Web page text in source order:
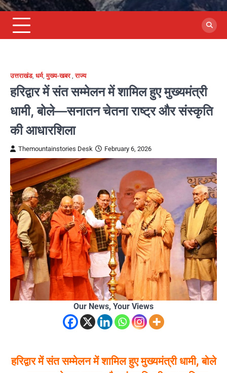
उत्तराखंड, धर्म,मुख्य-खबर,राज्य
हरिद्वार में संत सम्मेलन में शामिल हुए मुख्यमंत्री
धामी, बोले—सनातन चेतना राष्ट्र और संस्कृति
की आधारशिला
Themountainstories Desk February 6, 2026
Our News, Your Views
हरिद्वार में संत सम्मेलन में शामिल हुए मुख्यमंत्री धामी, बोले